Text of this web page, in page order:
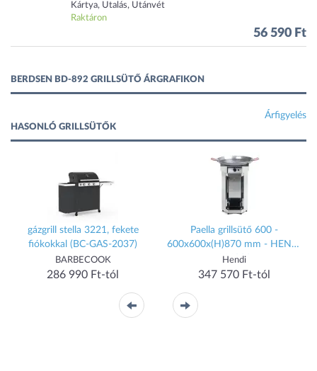
Kártya, Utalás, Utánvét
Raktáron
56 590 Ft
BERDSEN BD-892 GRILLSÜTŐ ÁRGRAFIKON
Árfigyelés
HASONLÓ GRILLSÜTŐK
gázgrill stella 3221, fekete
fiókokkal (BC-GAS-2037)
BARBECOOK
286 990 Ft-tól
Paella grillsütő 600 -
600x600x(H)870 mm - HENDI
146002
Hendi
347 570 Ft-tól